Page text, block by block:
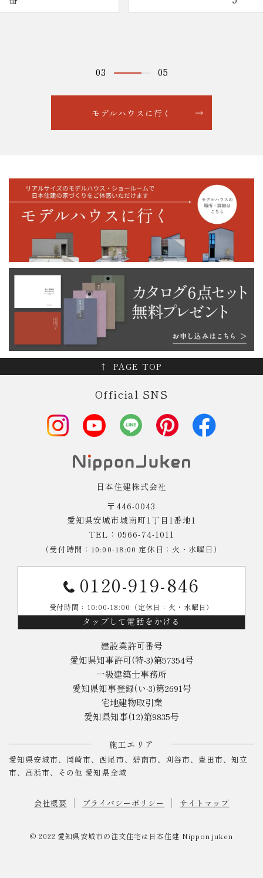
04 05
モデルハウスに行く
PAGE TOP
Official SNS
日本住建株式会社
〒446-0043
愛知県安城市城南町1丁目1番地1
TEL：0566-74-1011
（受付時間：10:00-18:00 定休日：火・水曜日）
0120-919-846
受付時間：10:00-18:00（定休日：火・水曜日）
タップして電話をかける
建設業許可番号
愛知県知事許可(特-3)第57354号
一級建築士事務所
愛知県知事登録(い-3)第2691号
宅地建物取引業
愛知県知事(12)第9835号
施工エリア
愛知県安城市、岡崎市、西尾市、碧南市、刈谷市、豊田市、知立
市、高浜市、その他 愛知県全域
会社概要 プライバシーポリシー サイトマップ
© 2022 愛知県安城市の注文住宅は日本住建 Nippon juken